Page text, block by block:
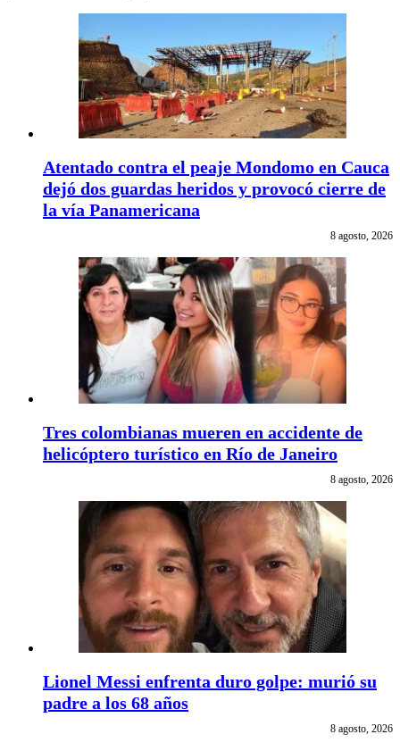
Atentado contra el peaje Mondomo en Cauca
dejó dos guardas heridos y provocó cierre de
la vía Panamericana
8 agosto, 2026
Tres colombianas mueren en accidente de
helicóptero turístico en Río de Janeiro
8 agosto, 2026
Lionel Messi enfrenta duro golpe: murió su
padre a los 68 años
8 agosto, 2026